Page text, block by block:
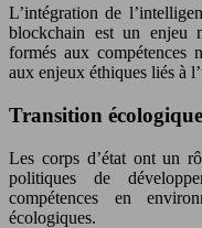
L’intégration de
blockchain est un enjeu
formés aux compétences
aux enjeux éthiques liés à
Transition
Les corps d’état ont un
politiques de
compétences en
écologiques.